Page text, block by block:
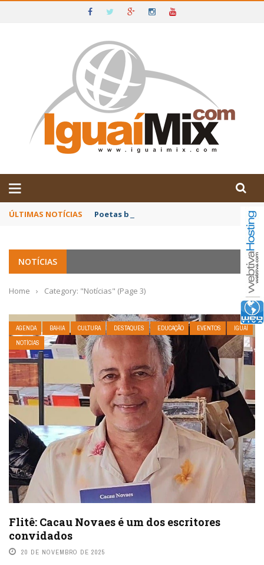
IGUAÍ E SUDOESTE DA BAHIA
ÚLTIMAS NOTÍCIAS Poetas baianos representam o Brasil no
NOTÍCIAS
Home › Category: "Notícias" (Page 3)
AGENDA BAHIA CULTURA DESTAQUES EDUCAÇÃO EVENTOS
IGUAÍ
NOTÍCIAS
Flitê: Cacau Novaes é um dos escritores
convidados
20 DE NOVEMBRO DE 2025